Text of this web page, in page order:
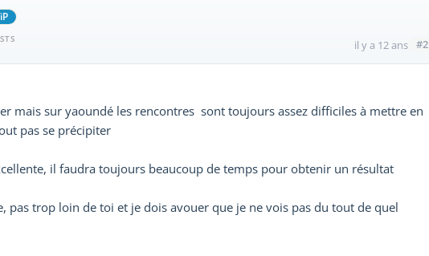
il y a 12 ans #2
mais sur yaoundé les rencontres sont toujours assez difficiles à mettre en
pas se précipiter
il faudra toujours beaucoup de temps pour obtenir un résultat
pas trop loin de toi et je dois avouer que je ne vois pas du tout de quel